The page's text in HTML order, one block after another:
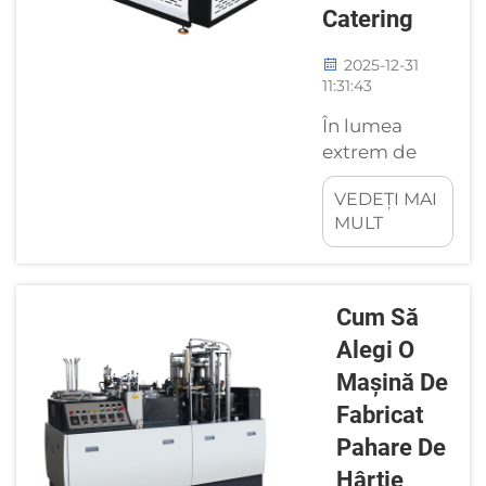
neplanificate.
fiecărei ture,
trebuie să
curețe
bucățile de
carton,
urmele
adezivi, ...
Catering
2025-12-31
11:31:43
În lumea
extrem de
competitivă a
cateringului,
alegerea
pentru farfurii
de hârtie este
fundamentală
pentru
eficiența
operațiunii,
calitate și
VEDEȚI MAI
MULT
Cum Să
Alegi O
Mașină De
Fabricat
Pahare De
Hârtie